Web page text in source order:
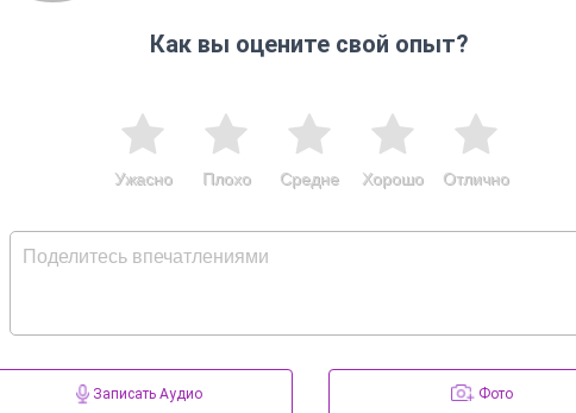
Как вы оцените свой опыт?
Отлично
Хорошо
Средне
Плохо
Ужасно
Записать Аудио Фото